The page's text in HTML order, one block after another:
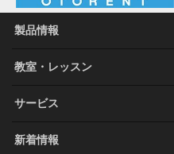
製品情報
教室・レッスン
サービス
新着情報